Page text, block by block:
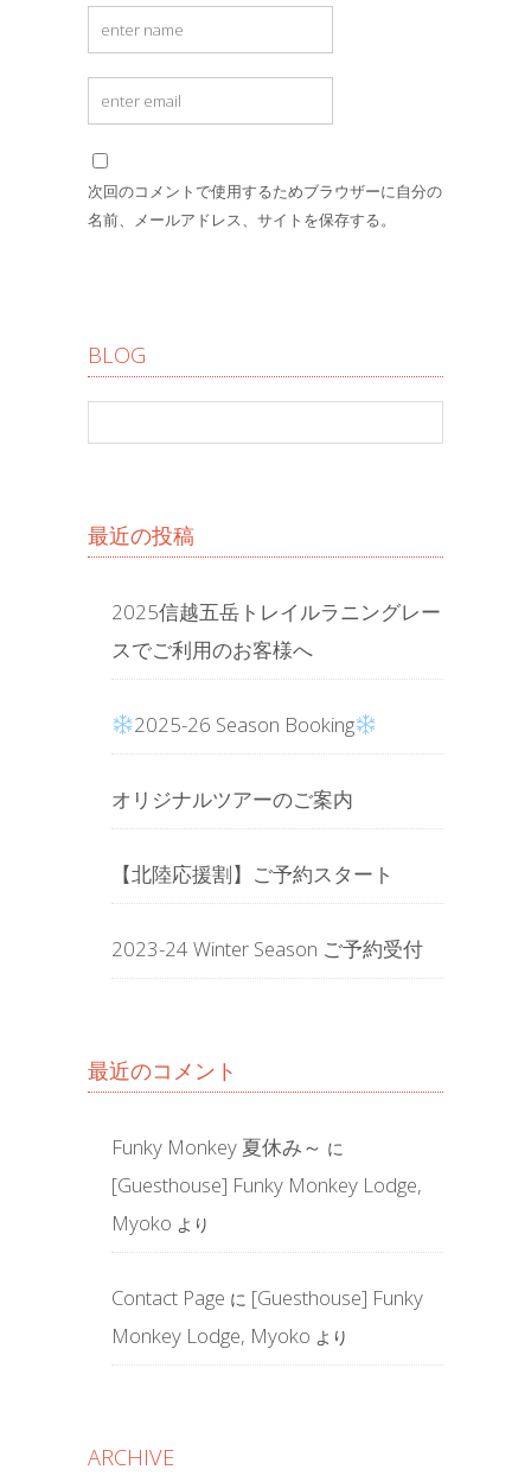
次回のコメントで使用するためブラウザーに自分の
名前、メールアドレス、サイトを保存する。
BLOG
最近の投稿
2025信越五岳トレイルラニングレー
スでご利用のお客様へ
2025-26 Season Booking
オリジナルツアーのご案内
【北陸応援割】ご予約スタート
2023-24 Winter Season ご予約受付
最近のコメント
Funky Monkey 夏休み～ に
[Guesthouse] Funky Monkey Lodge,
Myoko より
Contact Page に [Guesthouse] Funky
Monkey Lodge, Myoko より
ARCHIVE